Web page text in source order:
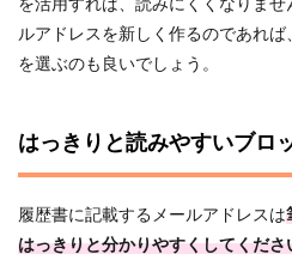
を活用すれば、読みにくくなりま
ルアドレスを新しく作るのであれ
を選ぶのも良いでしょう。
はっきりと読みやすいブロ
履歴書に記載するメールアドレスは
はっきりと分かりやすくしてくださ